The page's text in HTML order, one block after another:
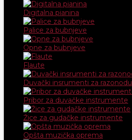
Digitalna pianina
Palice za bubnjeve
Opne za bubnjeve
Flaute
Duvački insrumenti za razonodu
Pribor za duvačke instrumente
Žice za gudačke instrumente
Opšta muzička oprema